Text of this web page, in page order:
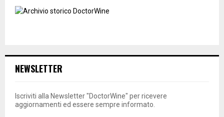
NEWSLETTER
Iscriviti alla Newsletter "DoctorWine" per ricevere
aggiornamenti ed essere sempre informato.